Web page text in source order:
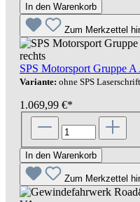
In den Warenkorb
Zum Merkzettel
SPS Motorsport Gruppe
Variante: ohne SPS
1.069,99 €*
In den Warenkorb
Zum Merkzettel